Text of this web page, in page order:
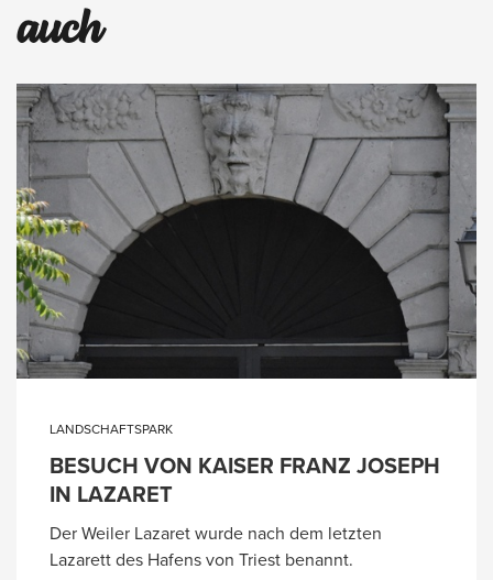
auch
LANDSCHAFTSPARK
BESUCH VON KAISER FRANZ JOSEPH
IN LAZARET
Der Weiler Lazaret wurde nach dem letzten
Lazarett des Hafens von Triest benannt.